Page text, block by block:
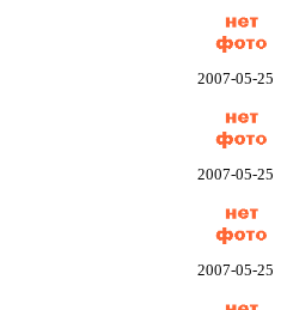
2007-05-25
2007-05-25
2007-05-25